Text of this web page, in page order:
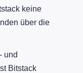
keine
über die
und
Bitstack